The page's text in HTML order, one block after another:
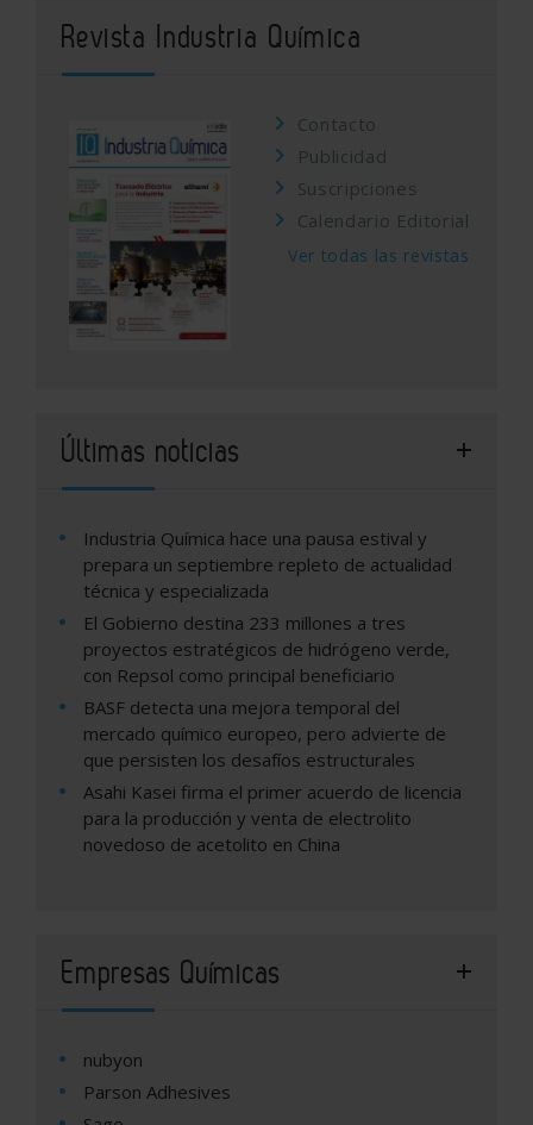
Revista Industria Química
Contacto
Publicidad
Suscripciones
Calendario Editorial
Ver todas las revistas
Últimas noticias
Industria Química hace una pausa estival y
prepara un septiembre repleto de actualidad
técnica y especializada
El Gobierno destina 233 millones a tres
proyectos estratégicos de hidrógeno verde,
con Repsol como principal beneficiario
BASF detecta una mejora temporal del
mercado químico europeo, pero advierte de
que persisten los desafíos estructurales
Asahi Kasei firma el primer acuerdo de licencia
para la producción y venta de electrolito
novedoso de acetolito en China
Empresas Químicas
nubyon
Parson Adhesives